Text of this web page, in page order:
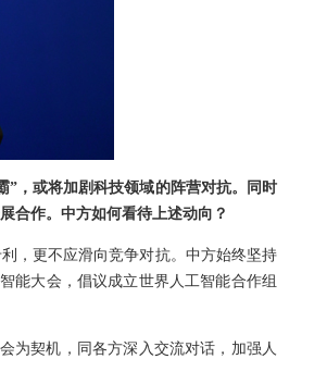
”，或将加剧科技领域的阵营对抗。同时
合作。中方如何看待上述动向？
，更不应滑向竞争对抗。中方始终坚持
能大会，倡议成立世界人工智能合作组
为契机，同各方深入交流对话，加强人